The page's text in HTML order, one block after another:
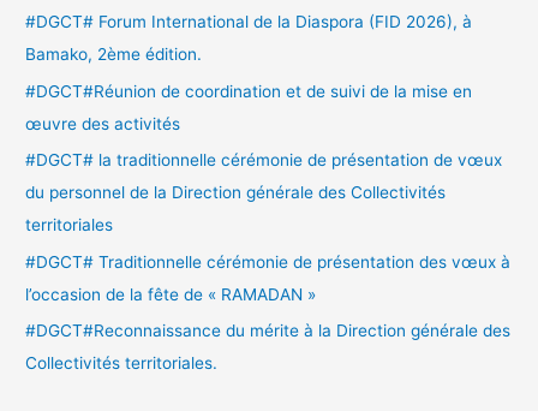
r
:
#DGCT# Forum International de la Diaspora (FID 2026), à
Bamako, 2ème édition.
#DGCT#Réunion de coordination et de suivi de la mise en
œuvre des activités
#DGCT# la traditionnelle cérémonie de présentation de vœux
du personnel de la Direction générale des Collectivités
territoriales
#DGCT# Traditionnelle cérémonie de présentation des vœux à
l’occasion de la fête de « RAMADAN »
#DGCT#Reconnaissance du mérite à la Direction générale des
Collectivités territoriales.